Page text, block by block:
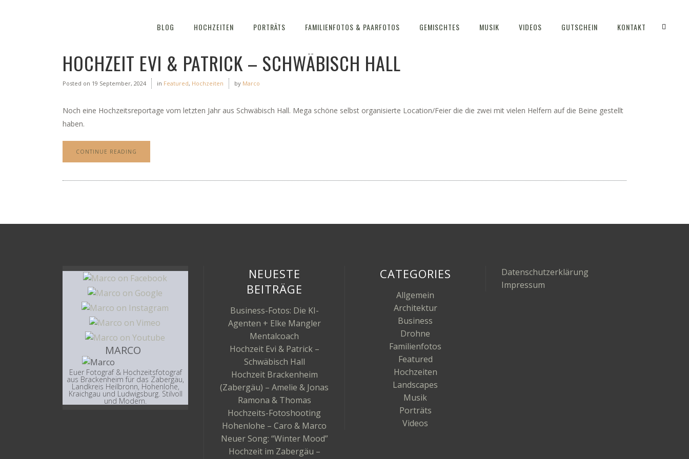
BLOG HOCHZEITEN PORTRÄTS FAMILIENFOTOS & PAARFOTOS GEMISCHTES MUSIK VIDEOS GUTSCHEIN KONTAKT
HOCHZEIT EVI & PATRICK – SCHWÄBISCH HALL
Posted on 19 September, 2024 in Featured, Hochzeiten by Marco
Noch eine Hochzeitsreportage vom letzten Jahr aus Schwäbisch Hall. Mega schöne selbst organisierte Location/Feier die die zwei mit vielen Helfern auf die Beine gestellt
haben.
CONTINUE READING
MARCO
Euer Fotograf & Hochzeitsfotograf
aus Brackenheim für das Zabergäu,
Landkreis Heilbronn, Hohenlohe,
Kraichgau und Ludwigsburg. Stilvoll
und Modern.
NEUESTE
BEITRÄGE
Business-Fotos: Die KI-
Agenten + Elke Mangler
Mentalcoach
Hochzeit Evi & Patrick –
Schwäbisch Hall
Hochzeit Brackenheim
(Zabergäu) – Amelie & Jonas
Ramona & Thomas
Hochzeits-Fotoshooting
Hohenlohe – Caro & Marco
Neuer Song: “Winter Mood”
Hochzeit im Zabergäu –
CATEGORIES
Allgemein
Architektur
Business
Drohne
Familienfotos
Featured
Hochzeiten
Landscapes
Musik
Porträts
Videos
Datenschutzerklärung
Impressum